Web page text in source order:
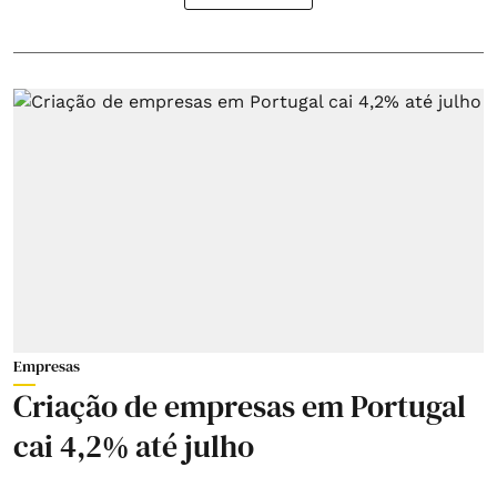
Empresas
Criação de empresas em Portugal
cai 4,2% até julho